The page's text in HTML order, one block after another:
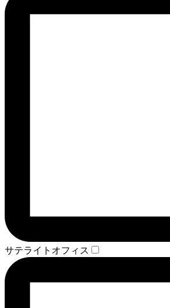
サテライトオフィス